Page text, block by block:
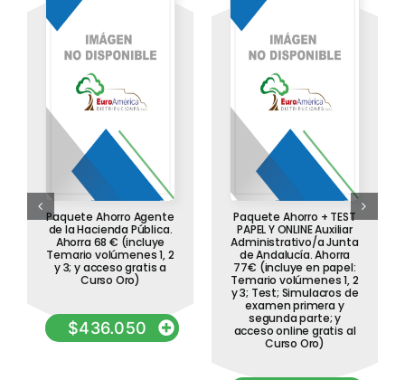
Paquete Ahorro Agente
de la Hacienda Pública.
Ahorra 68 € (incluye
Temario volúmenes 1, 2
y 3; y acceso gratis a
Curso Oro)
$436.050
Paquete Ahorro + TEST
PAPEL Y ONLINE Auxiliar
Administrativo/a Junta
de Andalucía. Ahorra
77€ (incluye en papel:
Temario volúmenes 1, 2
y 3; Test; Simulacros de
examen primera y
segunda parte; y
acceso online gratis al
Curso Oro)